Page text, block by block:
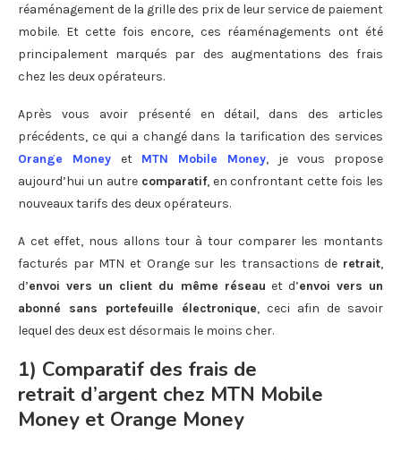
réaménagement de la grille des prix de leur service de paiement
mobile. Et cette fois encore, ces réaménagements ont été
principalement marqués par des augmentations des frais
chez les deux opérateurs.
Après vous avoir présenté en détail, dans des articles
précédents, ce qui a changé dans la tarification des services
Orange Money et MTN Mobile Money, je vous propose
aujourd’hui un autre comparatif, en confrontant cette fois les
nouveaux tarifs des deux opérateurs.
A cet effet, nous allons tour à tour comparer les montants
facturés par MTN et Orange sur les transactions de retrait,
d’envoi vers un client du même réseau et d’envoi vers un
abonné sans portefeuille électronique, ceci afin de savoir
lequel des deux est désormais le moins cher.
1) Comparatif des frais de
retrait d’argent chez MTN Mobile
Money et Orange Money